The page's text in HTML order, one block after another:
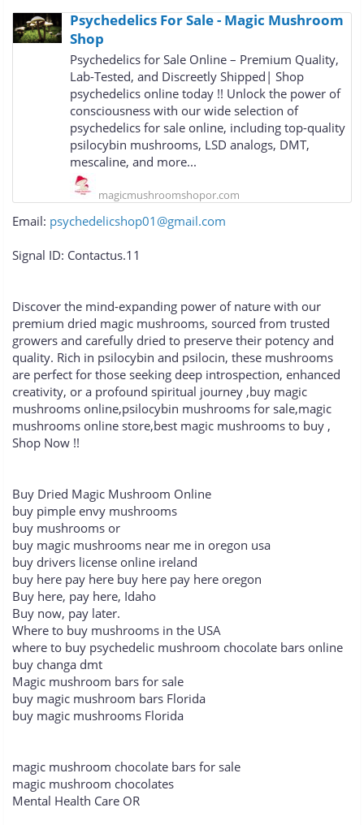
Psychedelics For Sale - Magic Mushroom
Shop
Psychedelics for Sale Online – Premium Quality,
Lab-Tested, and Discreetly Shipped| Shop
psychedelics online today !! Unlock the power of
consciousness with our wide selection of
psychedelics for sale online, including top-quality
psilocybin mushrooms, LSD analogs, DMT,
mescaline, and more...
magicmushroomshopor.com
Email: psychedelicshop01@gmail.com
Signal ID: Contactus.11
Discover the mind-expanding power of nature with our
premium dried magic mushrooms, sourced from trusted
growers and carefully dried to preserve their potency and
quality. Rich in psilocybin and psilocin, these mushrooms
are perfect for those seeking deep introspection, enhanced
creativity, or a profound spiritual journey ,buy magic
mushrooms online,psilocybin mushrooms for sale,magic
mushrooms online store,best magic mushrooms to buy ,
Shop Now !!
Buy Dried Magic Mushroom Online
buy pimple envy mushrooms
buy mushrooms or
buy magic mushrooms near me in oregon usa
buy drivers license online ireland
buy here pay here buy here pay here oregon
Buy here, pay here, Idaho
Buy now, pay later.
Where to buy mushrooms in the USA
where to buy psychedelic mushroom chocolate bars online
buy changa dmt
Magic mushroom bars for sale
buy magic mushroom bars Florida
buy magic mushrooms Florida
magic mushroom chocolate bars for sale
magic mushroom chocolates
Mental Health Care OR